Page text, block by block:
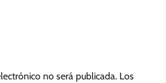
no será publicada. Los